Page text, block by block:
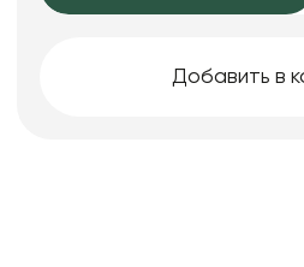
Добавить в